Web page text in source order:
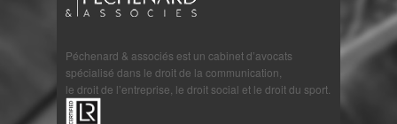
Péchenard & associés est un cabinet d’avocats
spécialisé dans le droit de la communication,
le droit de l’entreprise, le droit social et le droit du sport.